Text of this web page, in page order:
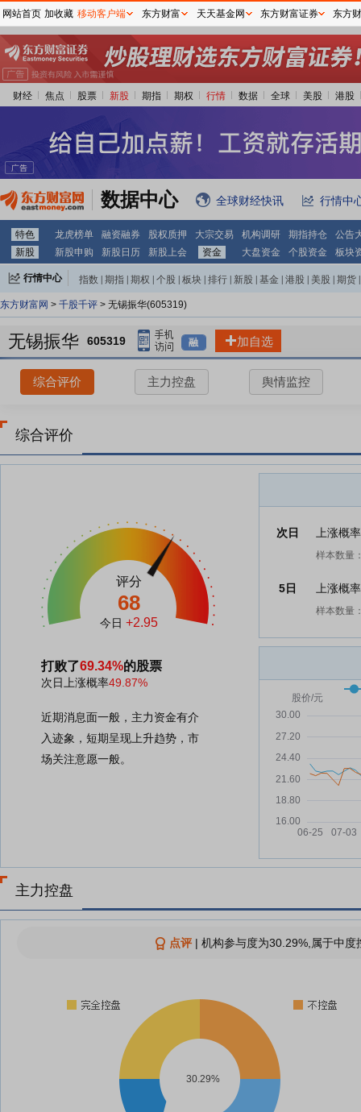
财经 焦点 股票 新股 期指 期权 行情 数据 全球 美股 港股
数据中心 全球财经快讯 行情中
特色 龙虎榜单 融资融券 股权质押 大宗交易 机构调研 期指持仓
公告
新股
新股申购 新股日历 新股上会 资金 大盘资金 个股资金 板块
行情中心 指数 期指 期权 个股 板块 排行 新股 基金 港股 美股 期货
东方财富网 > 千股千评 > 无锡振华(605319)
无锡振华 605319 融 加自选
综合评价 主力控盘 舆情监控
综合评价
评分
68
今日 +2.95
打败了69.34%的股票
次日上涨概率49.87%
近期消息面一般，主力资金有介
入迹象，短期呈现上升趋势，市
场关注意愿一般。
次日 上涨概
样本数量
5日 上涨概
样本数量
主力控盘
点评| 机构参与度为30.29%,属于中
30.29%
网站首页 加收藏 移动客户端 东方财富 天天基金网 东方财富证券 东方